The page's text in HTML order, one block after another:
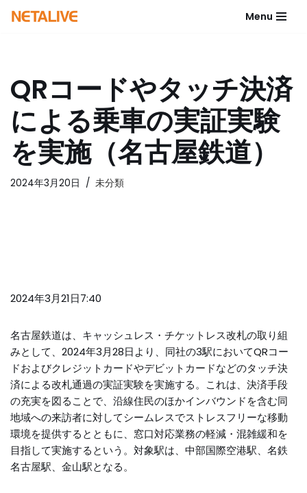
ン
ツ
へ
ス
キ
ッ
プ
Menu
QRコードやタッチ決済
による乗車の実証実験
を実施（名古屋鉄道）
2024年3月20日 未分類
2024年3月21日7:40
名古屋鉄道は、キャッシュレス・チケットレス改札の取り組
みとして、2024年3月28日より、同社の3駅においてQRコー
ドおよびクレジットカードやデビットカードなどのタッチ決
済による改札通過の実証実験を実施する。これは、決済手段
の充実を図ることで、沿線住民のほかインバウンドを含む同
地域への来訪者に対してシームレスでストレスフリーな移動
環境を提供するとともに、窓口対応業務の軽減・混雑緩和を
目指して実施するという。対象駅は、中部国際空港駅、名鉄
名古屋駅、金山駅となる。